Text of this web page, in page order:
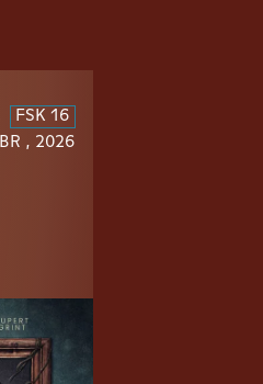
FSK 16
, 2026